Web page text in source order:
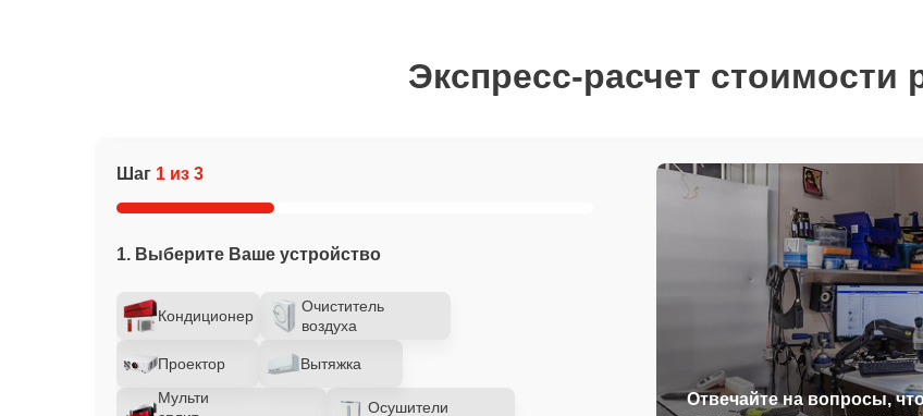
Экспресс-расчет стоимости
Шаг 1 из 3
1. Выберите Ваше устройство
Кондиционер
Очиститель
воздуха
Проектор
Вытяжка
Мульти
Осушители
Отвечайте на вопросы,